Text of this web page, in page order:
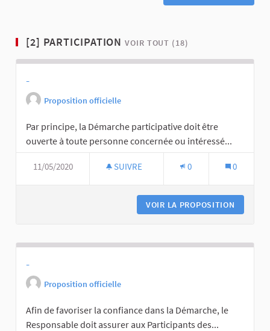
[2] PARTICIPATIONVOIR TOUT (18)
-
Proposition officielle
Par principe, la Démarche participative doit être
ouverte à toute personne concernée ou intéressé...
11/05/2020 SUIVRE 0 0
VOIR LA PROPOSITION
-
Proposition officielle
Afin de favoriser la confiance dans la Démarche, le
Responsable doit assurer aux Participants des...